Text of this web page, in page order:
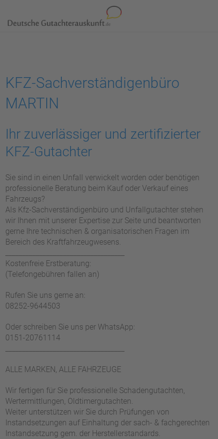
KFZ-Sachverständigenbüro
MARTIN
Ihr zuverlässiger und zertifizierter
KFZ-Gutachter
Sie sind in einen Unfall verwickelt worden oder benötigen
professionelle Beratung beim Kauf oder Verkauf eines
Fahrzeugs?
Als Kfz-Sachverständigenbüro und Unfallgutachter stehen
wir Ihnen mit unserer Expertise zur Seite und beantworten
gerne Ihre technischen & organisatorischen Fragen im
Bereich des Kraftfahrzeugwesens.
Kostenfreie Erstberatung:
(Telefongebühren fallen an)
Rufen Sie uns gerne an:
08252-9644503
Oder schreiben Sie uns per WhatsApp:
0151-20761114
ALLE MARKEN, ALLE FAHRZEUGE
Wir fertigen für Sie professionelle Schadengutachten,
Wertermittlungen, Oldtimergutachten.
Weiter unterstützen wir Sie durch Prüfungen von
Instandsetzungen auf Einhaltung der sach- & fachgerechten
Instandsetzung gem. der Herstellerstandards.